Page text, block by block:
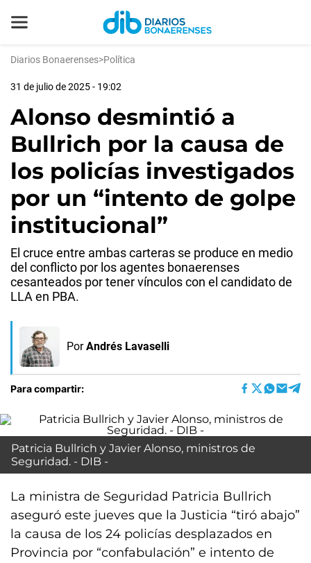
Diarios Bonaerenses>Política
31 de julio de 2025 - 19:02
Alonso desmintió a
Bullrich por la causa de
los policías investigados
por un “intento de golpe
institucional”
El cruce entre ambas carteras se produce en medio
del conflicto por los agentes bonaerenses
cesanteados por tener vínculos con el candidato de
LLA en PBA.
Por Andrés Lavaselli
Para compartir:
Patricia Bullrich y Javier Alonso, ministros de
Seguridad. - DIB -
La ministra de Seguridad Patricia Bullrich
aseguró este jueves que la Justicia “tiró abajo”
la causa de los 24 policías desplazados en
Provincia por “confabulación” e intento de